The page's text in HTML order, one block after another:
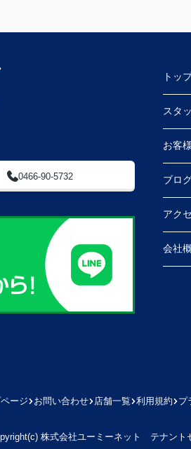
0466-90-5732
トッ
スタ
お客
ブロ
アク
会社
ージ お問い合わせ 店舗一覧 利用規約 プ
株式会社ユーミーネット テナント